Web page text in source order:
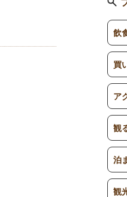
飲
買
ア
観
泊
観